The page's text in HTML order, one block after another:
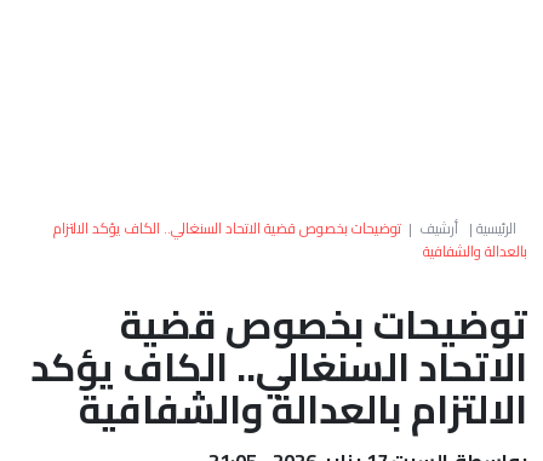
العالم
الصحراء
الرئيسية| أرشيف | توضيحات بخصوص قضية الاتحاد السنغالي.. الكاف يؤكد الالتزام
بالعدالة والشفافية
توضيحات بخصوص قضية
الاتحاد السنغالي.. الكاف يؤكد
الالتزام بالعدالة والشفافية